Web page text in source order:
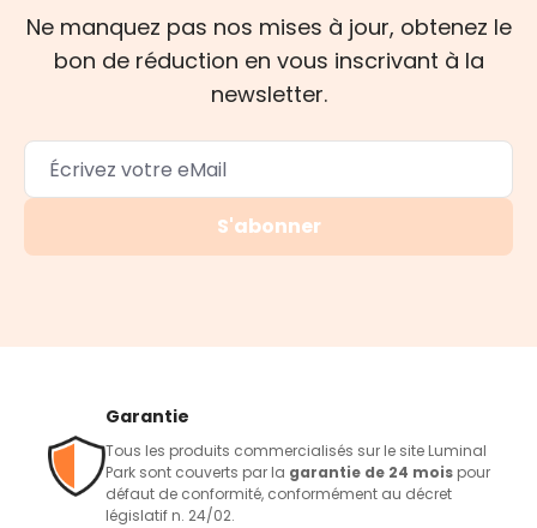
Ne manquez pas nos mises à jour, obtenez le
bon de réduction en vous inscrivant à la
newsletter.
S'abonner
Garantie
Tous les produits commercialisés sur le site Luminal
Park sont couverts par la garantie de 24 mois pour
défaut de conformité, conformément au décret
législatif n. 24/02.